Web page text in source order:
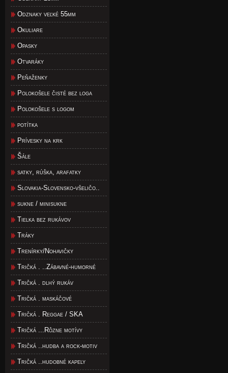
Odznaky veľké 55mm
Okuliare
Opasky
Otvaráky
Peňaženky
Polokošele čisté bez loga
Polokošele s logom
potítka
Prívesky na krk
Šále
satky, rúška, arafatky
Slovakia-Slovensko-všeličo..
sukne / minisukne
Tielka bez rukávov
Tráky
Trenírky/Nohavičky
Tričká . ..Zábavné-humorné
Tričká . dlhý rukáv
Tričká . maskáčové
Tričká . Reggae / SKA
Tričká ...Rôzne motívy
Tričká ..hudba a rock-motiv
Tričká ..hudobné kapely